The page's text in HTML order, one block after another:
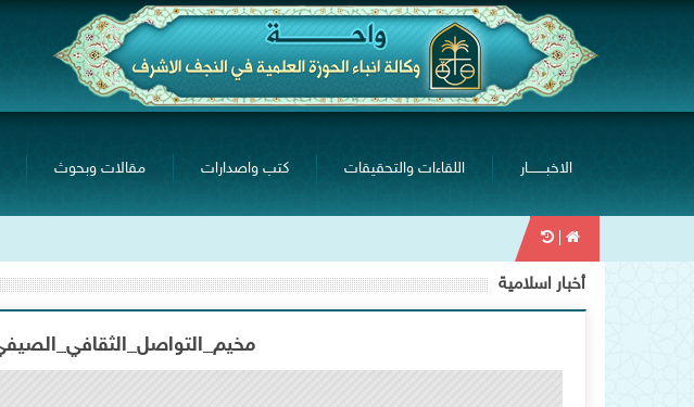
الاخبــــــــار اللقاءات والتحقيقات كتب واصدارات مقالات وبحوث
أخبار اسلامية